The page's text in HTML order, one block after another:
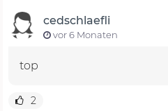
cedschlaefli
vor 6 Monaten
top
2